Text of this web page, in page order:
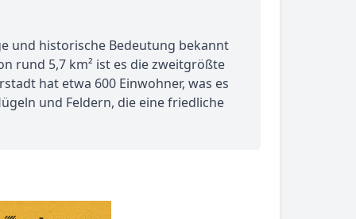
und historische Bedeutung bekannt
rund 5,7 km² ist es die zweitgrößte
hat etwa 600 Einwohner, was es
und Feldern, die eine friedliche